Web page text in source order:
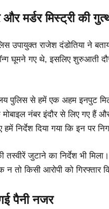
मर्डर मिस्ट्री की
उपायुक्त राजेश दंडोतिया ने
घूमने गए थे, इसलिए शुरुआती
पुलिस से हमें एक अहम इनपुट
नंबर इंदौर से लिए गए हैं
निर्देश दिया गया कि इन पर
जुटाने का निर्देश भी
न तो किसी आरोपी को
पैनी नजर